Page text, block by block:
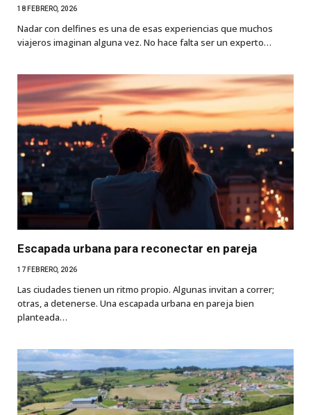
18 FEBRERO, 2026
Nadar con delfines es una de esas experiencias que muchos
viajeros imaginan alguna vez. No hace falta ser un experto…
Escapada urbana para reconectar en pareja
17 FEBRERO, 2026
Las ciudades tienen un ritmo propio. Algunas invitan a correr;
otras, a detenerse. Una escapada urbana en pareja bien
planteada…